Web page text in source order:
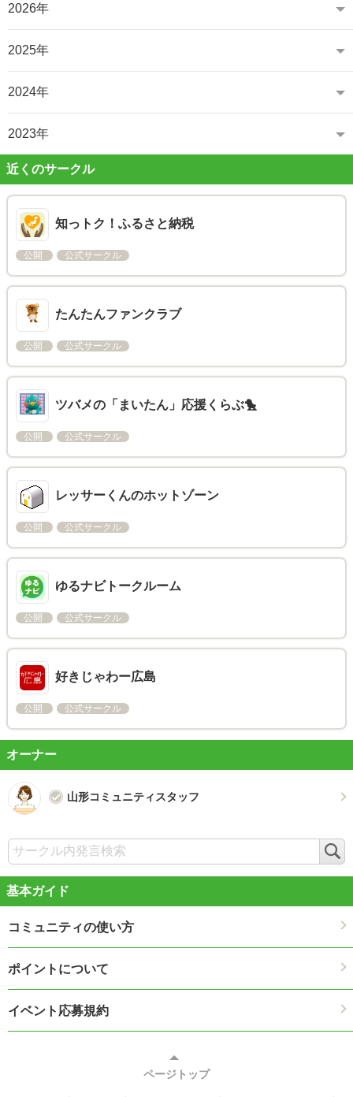
2026年
2025年
2024年
2023年
近くのサークル
知っトク！ふるさと納税
公開 公式サークル
たんたんファンクラブ
公開 公式サークル
ツバメの「まいたん」応援くらぶ🐤
公開 公式サークル
レッサーくんのホットゾーン
公開 公式サークル
ゆるナビトークルーム
公開 公式サークル
好きじゃわー広島
公開 公式サークル
オーナー
山形コミュニティスタッフ
索
基本ガイド
コミュニティの使い方
ポイントについて
イベント応募規約
ページトップ